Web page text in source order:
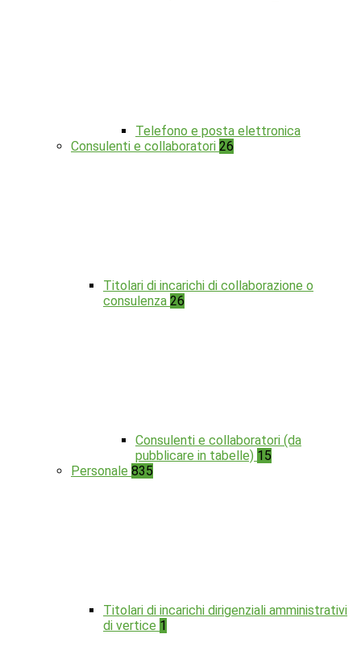
Telefono e posta elettronica
Consulenti e collaboratori 26
Titolari di incarichi di collaborazione o
consulenza 26
Consulenti e collaboratori (da
pubblicare in tabelle) 15
Personale 835
Titolari di incarichi dirigenziali amministrativi
di vertice 1